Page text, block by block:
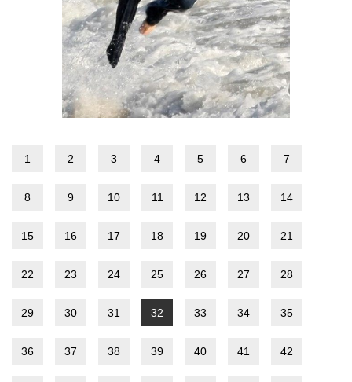
1 2 3 4 5 6 7
8 9 10 11 12 13 14
15 16 17 18 19 20 21
22 23 24 25 26 27 28
29 30 31 32 33 34 35
36 37 38 39 40 41 42